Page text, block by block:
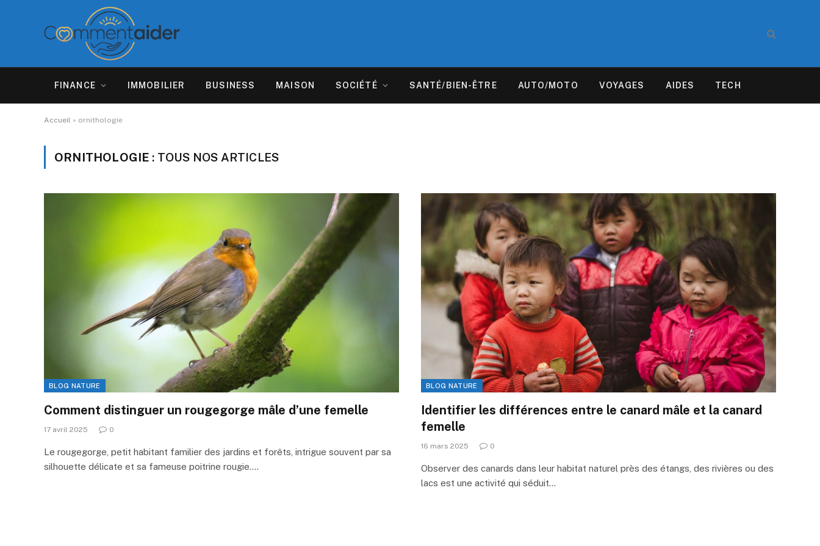
FINANCE IMMOBILIER BUSINESS MAISON SOCIÉTÉ SANTÉ/BIEN-ÊTRE AUTO/MOTO VOYAGES AIDES TECH
Accueil » ornithologie
ORNITHOLOGIE : TOUS NOS ARTICLES
BLOG NATURE
Comment distinguer un rougegorge mâle d’une femelle
17 avril 2025 0
Le rougegorge, petit habitant familier des jardins et forêts, intrigue souvent par sa
silhouette délicate et sa fameuse poitrine rougie.…
BLOG NATURE
Identifier les différences entre le canard mâle et la canard
femelle
16 mars 2025 0
Observer des canards dans leur habitat naturel près des étangs, des rivières ou des
lacs est une activité qui séduit…